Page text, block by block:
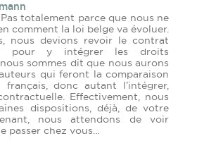
totalement parce que nous ne
comment la loi belge va évoluer.
nous devions revoir le contrat
pour y intégrer les droits
sommes dit que nous aurons
qui feront la comparaison
donc autant l’intégrer,
Effectivement, nous
dispositions, déjà, de votre
nous attendons de voir
passer chez vous…